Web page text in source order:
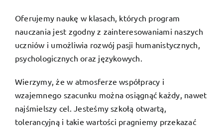
Oferujemy naukę w klasach, których program
nauczania jest zgodny z zainteresowaniami naszych
uczniów i umożliwia rozwój pasji humanistycznych,
psychologicznych oraz językowych.
Wierzymy, że w atmosferze współpracy i
wzajemnego szacunku można osiągnąć każdy, nawet
najśmielszy cel. Jesteśmy szkołą otwartą,
tolerancyjną i takie wartości pragniemy przekazać